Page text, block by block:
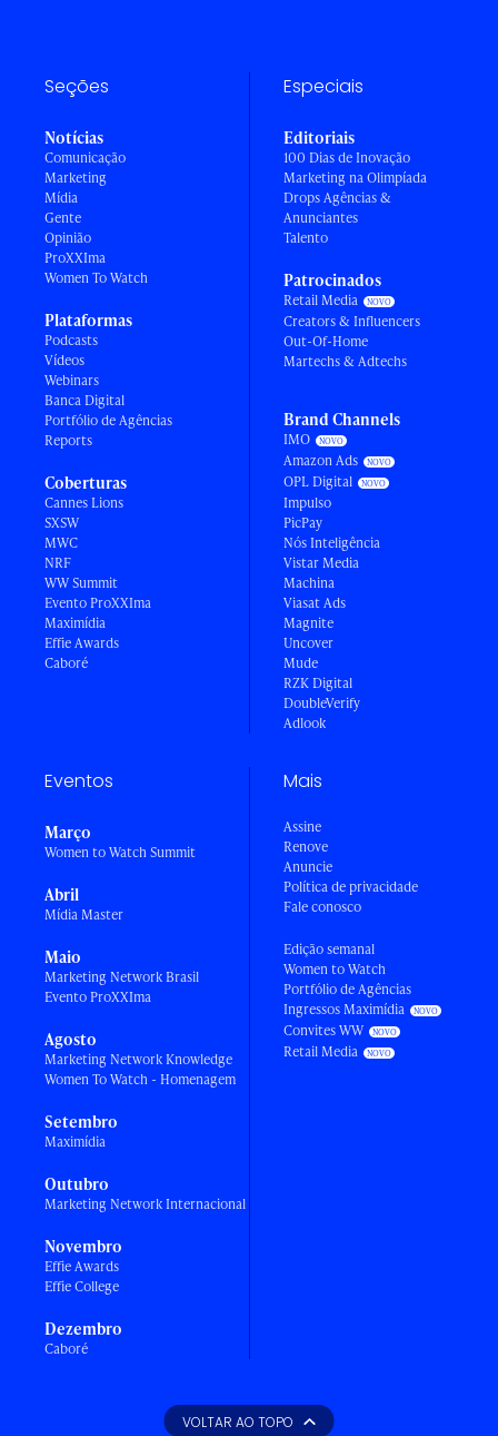
Seções
Notícias
Comunicação
Marketing
Mídia
Gente
Opinião
ProXXIma
Women To Watch
Plataformas
Podcasts
Vídeos
Webinars
Banca Digital
Portfólio de Agências
Reports
Coberturas
Cannes Lions
SXSW
MWC
NRF
WW Summit
Evento ProXXIma
Maximídia
Effie Awards
Caboré
Especiais
Editoriais
100 Dias de Inovação
Marketing na Olimpíada
Drops Agências &
Anunciantes
Talento
Patrocinados
Retail Media
Creators & Influencers
Out-Of-Home
Martechs & Adtechs
Brand Channels
IMO
Amazon Ads
OPL Digital
Impulso
PicPay
Nós Inteligência
Vistar Media
Machina
Viasat Ads
Magnite
Uncover
Mude
RZK Digital
DoubleVerify
Adlook
Eventos
Março
Women to Watch Summit
Abril
Mídia Master
Maio
Marketing Network Brasil
Evento ProXXIma
Agosto
Marketing Network Knowledge
Women To Watch - Homenagem
Setembro
Maximídia
Outubro
Marketing Network Internacional
Novembro
Effie Awards
Effie College
Dezembro
Caboré
Mais
Assine
Renove
Anuncie
Política de privacidade
Fale conosco
Edição semanal
Women to Watch
Portfólio de Agências
Ingressos Maximídia
Convites WW
Retail Media
VOLTAR AO TOPO